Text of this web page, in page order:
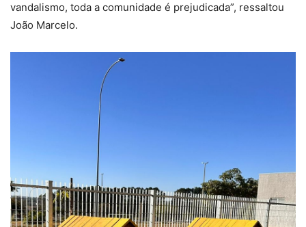
vandalismo, toda a comunidade é prejudicada”, ressaltou
João Marcelo.